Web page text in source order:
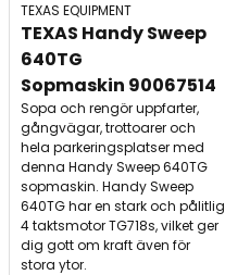
TEXAS EQUIPMENT
TEXAS Handy Sweep
640TG
Sopmaskin 90067514
Sopa och rengör uppfarter,
gångvägar, trottoarer och
hela parkeringsplatser med
denna Handy Sweep 640TG
sopmaskin. Handy Sweep
640TG har en stark och pålitlig
4 taktsmotor TG718s, vilket ger
dig gott om kraft även för
stora ytor.